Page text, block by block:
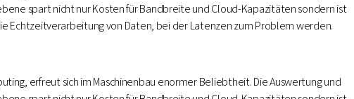
spart nicht nur Kosten für Bandbreite und Cloud-Kapazitäten sondern ist
Echtzeitverarbeitung von Daten, bei der Latenzen zum Problem werden.
erfreut sich im Maschinenbau enormer Beliebtheit. Die Auswertung und